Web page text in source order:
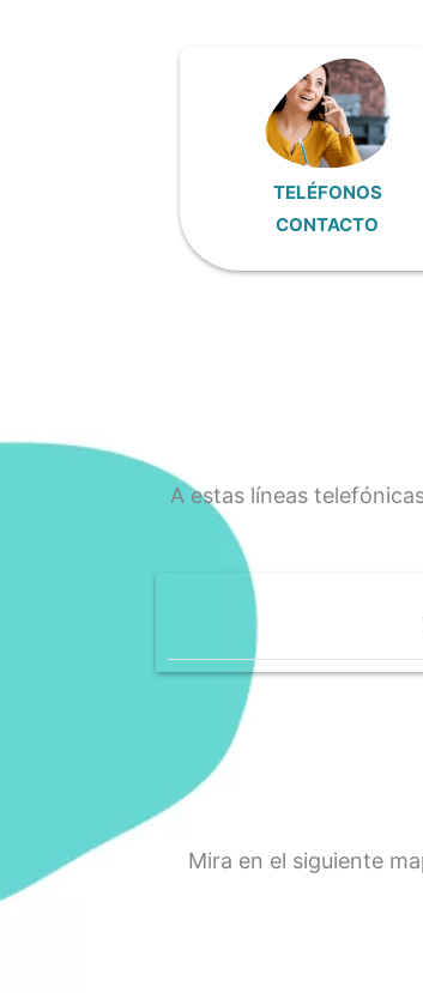
TELÉFONOS
CONTACTO
A estas líneas
Mira en el siguiente